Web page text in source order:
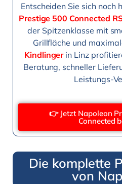
Entscheiden Sie sich noch
Prestige 500 Connected
der Spitzenklasse mit
Grillfläche und
Kindlingerin Linz
Beratung, schneller
Leistungs-
👉 Jetzt Napoleon
Connected
Die komplette
von